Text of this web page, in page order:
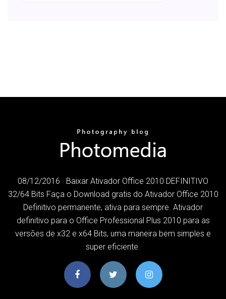
08/12/2016 · Baixar Ativador Office 2010 DEFINITIVO
32/64 Bits Faça o Download gratis do Ativador Office 2010
Definitivo permanente, ativa para sempre. Ativador
definitivo para o Office Professional Plus 2010 para as
versões de x32 e x64 Bits, uma maneira bem simples e
super eficiente.